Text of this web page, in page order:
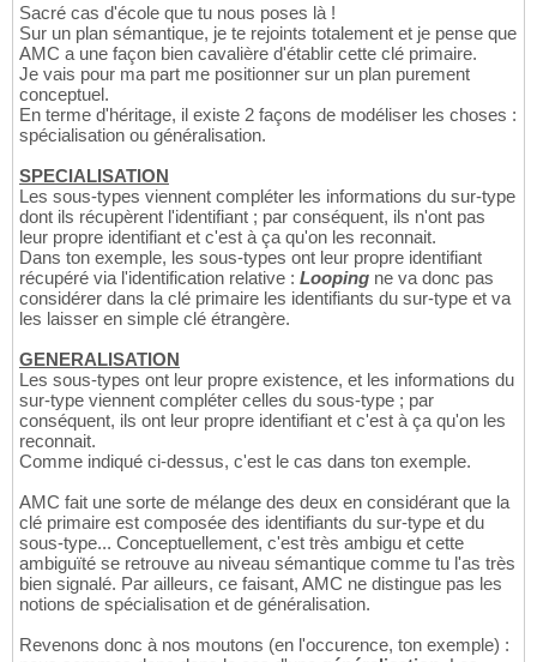
Sacré cas d'école que tu nous poses là !
Sur un plan sémantique, je te rejoints totalement et je pense que
AMC a une façon bien cavalière d'établir cette clé primaire.
Je vais pour ma part me positionner sur un plan purement
conceptuel.
En terme d'héritage, il existe 2 façons de modéliser les choses :
spécialisation ou généralisation.
SPECIALISATION
Les sous-types viennent compléter les informations du sur-type
dont ils récupèrent l'identifiant ; par conséquent, ils n'ont pas
leur propre identifiant et c'est à ça qu'on les reconnait.
Dans ton exemple, les sous-types ont leur propre identifiant
récupéré via l'identification relative : Looping ne va donc pas
considérer dans la clé primaire les identifiants du sur-type et va
les laisser en simple clé étrangère.
GENERALISATION
Les sous-types ont leur propre existence, et les informations du
sur-type viennent compléter celles du sous-type ; par
conséquent, ils ont leur propre identifiant et c'est à ça qu'on les
reconnait.
Comme indiqué ci-dessus, c'est le cas dans ton exemple.
AMC fait une sorte de mélange des deux en considérant que la
clé primaire est composée des identifiants du sur-type et du
sous-type... Conceptuellement, c'est très ambigu et cette
ambiguïté se retrouve au niveau sémantique comme tu l'as très
bien signalé. Par ailleurs, ce faisant, AMC ne distingue pas les
notions de spécialisation et de généralisation.
Revenons donc à nos moutons (en l'occurence, ton exemple) :